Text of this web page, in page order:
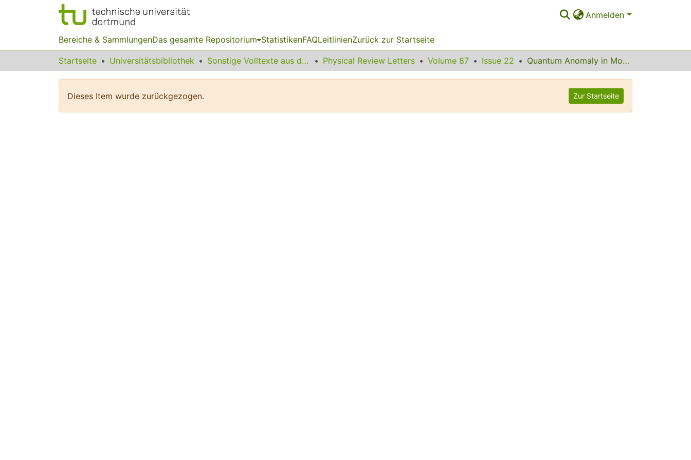
Anmelden
Bereiche & SammlungenDas gesamte Repositorium StatistikenFAQLeitlinienZurück zur Startseite
Startseite Universitätsbibliothek Sonstige Volltexte aus dem Bibliotheksangebot Physical Review Letters Volume 87 Issue 22 Quantum Anomaly in Molecular Physics
Dieses Item wurde zurückgezogen. Zur Startseite